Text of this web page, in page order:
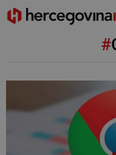
#